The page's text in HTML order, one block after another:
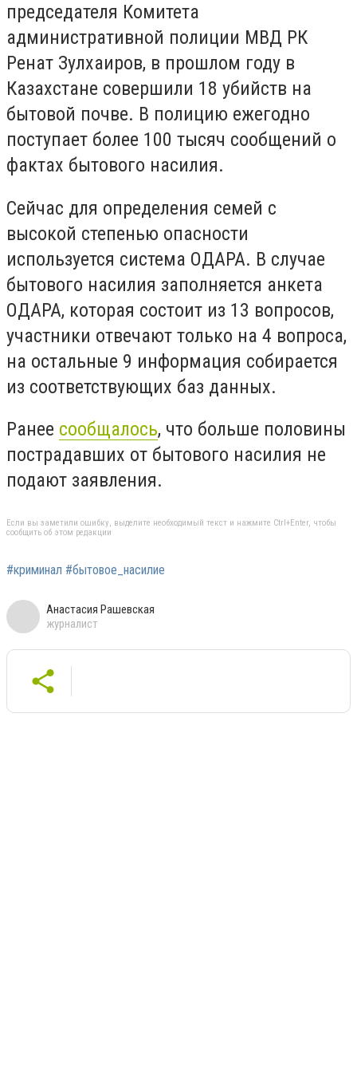
председателя Комитета
административной полиции МВД РК
Ренат Зулхаиров, в прошлом году в
Казахстане совершили 18 убийств на
бытовой почве. В полицию ежегодно
поступает более 100 тысяч сообщений о
фактах бытового насилия.
Сейчас для определения семей с
высокой степенью опасности
используется система ОДАРА. В случае
бытового насилия заполняется анкета
ОДАРА, которая состоит из 13 вопросов,
участники отвечают только на 4 вопроса,
на остальные 9 информация собирается
из соответствующих баз данных.
Ранее сообщалось, что больше половины
пострадавших от бытового насилия не
подают заявления.
Если вы заметили ошибку, выделите необходимый текст и нажмите Ctrl+Enter, чтобы
сообщить об этом редакции
#криминал #бытовое_насилие
Анастасия Рашевская
журналист